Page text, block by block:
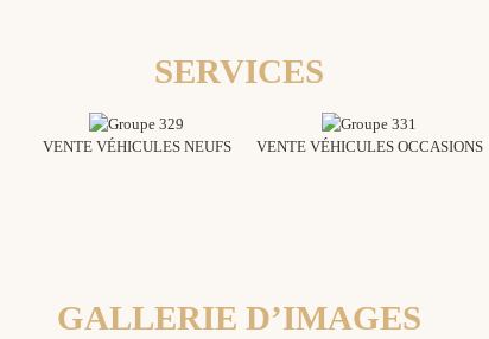
SERVICES
VENTE VÉHICULES NEUFS VENTE VÉHICULES OCCASIONS
GALLERIE D’IMAGES